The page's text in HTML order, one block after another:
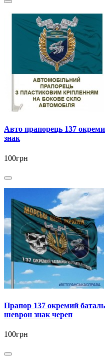
Авто прапорець 137
знак
100грн
Прапор 137 окремий
шеврон знак череп
100грн